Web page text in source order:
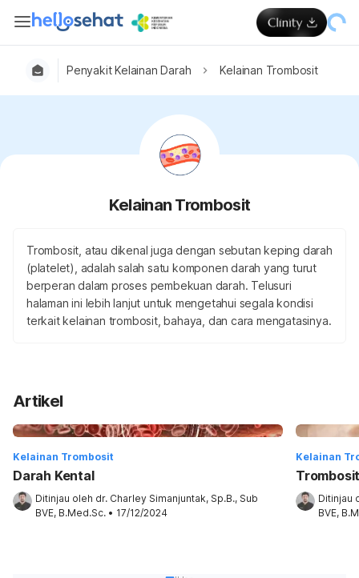
Penyakit Kelainan Darah Kelainan Trombosit
Kelainan Trombosit
Trombosit, atau dikenal juga dengan sebutan keping darah
(platelet), adalah salah satu komponen darah yang turut
berperan dalam proses pembekuan darah. Telusuri
halaman ini lebih lanjut untuk mengetahui segala kondisi
terkait kelainan trombosit, bahaya, dan cara mengatasinya.
Artikel
Kelainan Trombosit
Darah Kental
Ditinjau oleh dr. Charley Simanjuntak, Sp.B., Sub
BVE, B.Med.Sc. • 17/12/2024
Kelainan
Ditinjau
BVE,